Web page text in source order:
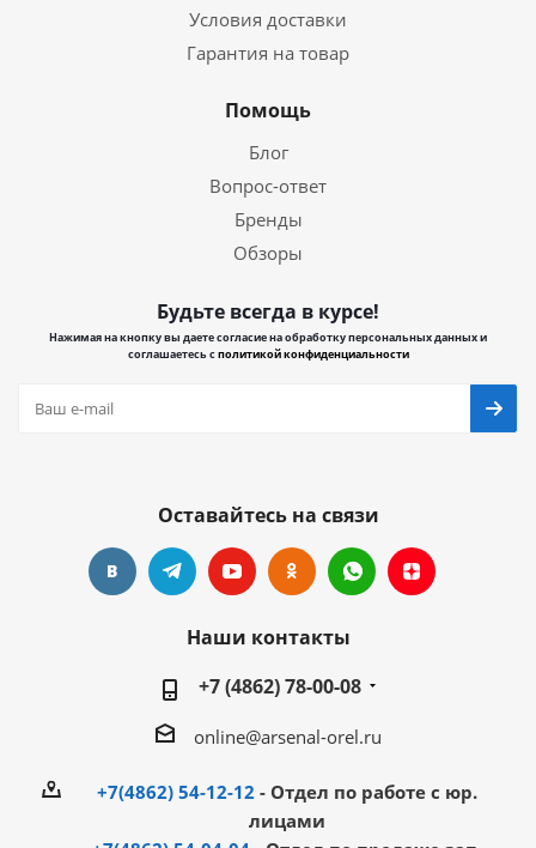
Условия доставки
Гарантия на товар
Помощь
Блог
Вопрос-ответ
Бренды
Обзоры
Будьте всегда в курсе!
Нажимая на кнопку вы даете согласие на обработку персональных данных и
соглашаетесь сполитикой конфиденциальности
Оставайтесь на связи
Наши контакты
+7 (4862) 78-00-08
online@arsenal-orel.ru
+7(4862) 54-12-12 - Отдел по работе с юр.
лицами